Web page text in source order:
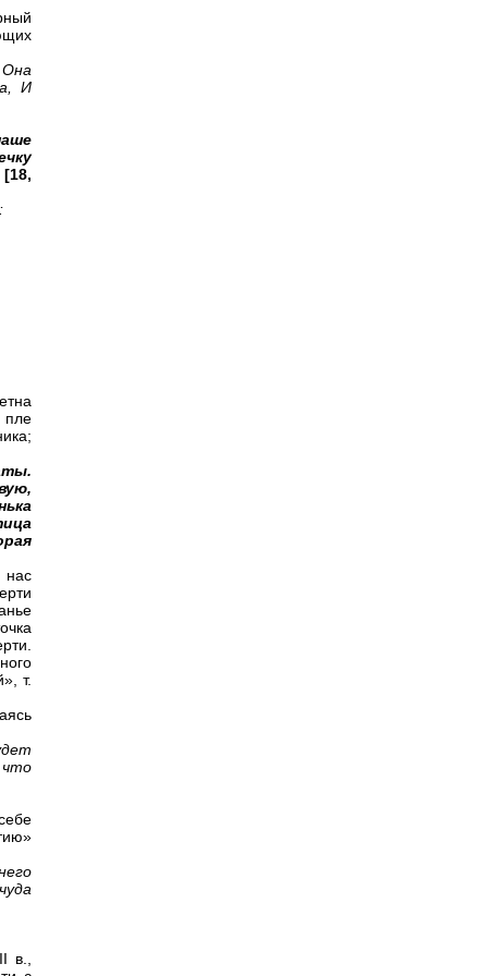
И
[18,
пле
нас
т.
в.,